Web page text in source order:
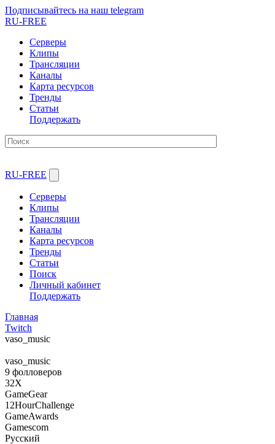
Подписывайтесь на наш telegram
RU-FREE
Серверы
Клипы
Трансляции
Каналы
Карта ресурсов
Тренды
Статьи
Поддержать
RU-FREE
Серверы
Клипы
Трансляции
Каналы
Карта ресурсов
Тренды
Статьи
Поиск
Личный кабинет
Поддержать
Главная
Twitch
vaso_music
vaso_music
9 фолловеров
32X
GameGear
12HourChallenge
GameAwards
Gamescom
Русский